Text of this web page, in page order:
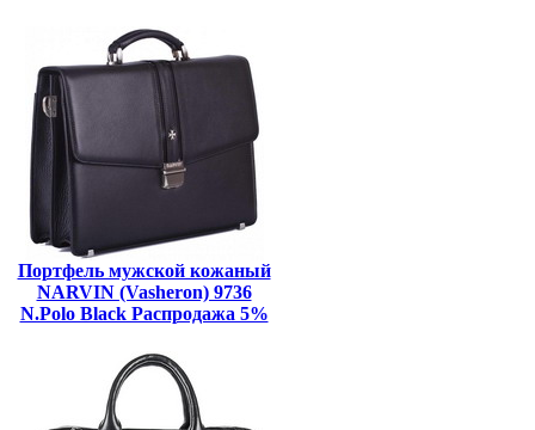
Портфель мужской кожаный
NARVIN (Vasheron) 9736
N.Polo Black Распродажа 5%